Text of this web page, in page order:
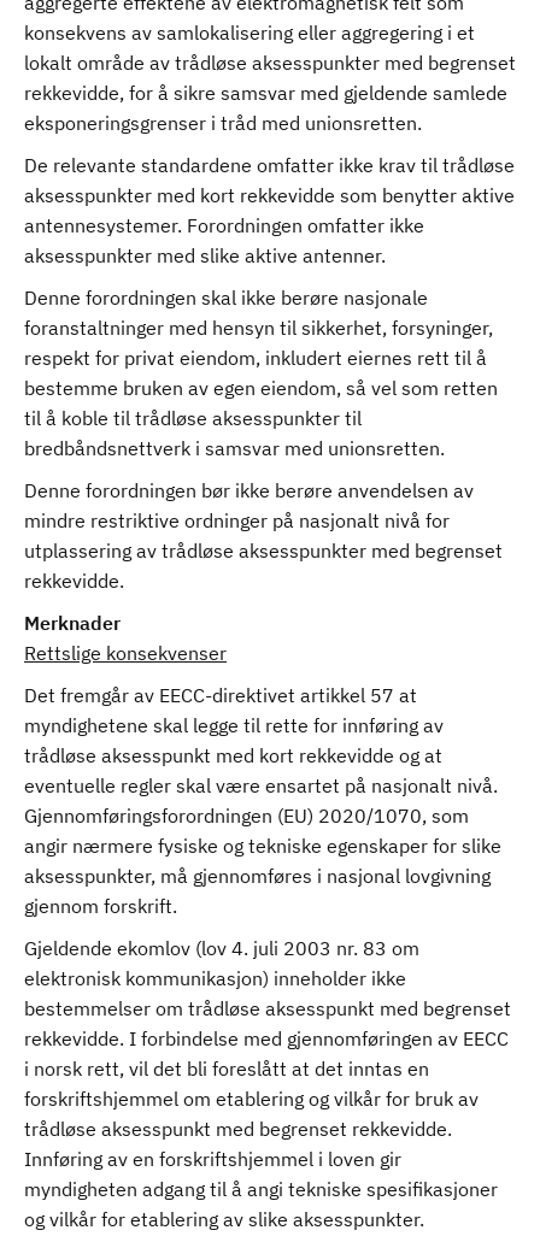
konsekvens av samlokalisering eller aggregering i et
lokalt område av trådløse aksesspunkter med begrenset
rekkevidde, for å sikre samsvar med gjeldende samlede
eksponeringsgrenser i tråd med unionsretten.
De relevante standardene omfatter ikke krav til trådløse
aksesspunkter med kort rekkevidde som benytter aktive
antennesystemer. Forordningen omfatter ikke
aksesspunkter med slike aktive antenner.
Denne forordningen skal ikke berøre nasjonale
foranstaltninger med hensyn til sikkerhet, forsyninger,
respekt for privat eiendom, inkludert eiernes rett til å
bestemme bruken av egen eiendom, så vel som retten
til å koble til trådløse aksesspunkter til
bredbåndsnettverk i samsvar med unionsretten.
Denne forordningen bør ikke berøre anvendelsen av
mindre restriktive ordninger på nasjonalt nivå for
utplassering av trådløse aksesspunkter med begrenset
rekkevidde.
Merknader
Rettslige konsekvenser
Det fremgår av EECC-direktivet artikkel 57 at
myndighetene skal legge til rette for innføring av
trådløse aksesspunkt med kort rekkevidde og at
eventuelle regler skal være ensartet på nasjonalt nivå.
Gjennomføringsforordningen (EU) 2020/1070, som
angir nærmere fysiske og tekniske egenskaper for slike
aksesspunkter, må gjennomføres i nasjonal lovgivning
gjennom forskrift.
Gjeldende ekomlov (lov 4. juli 2003 nr. 83 om
elektronisk kommunikasjon) inneholder ikke
bestemmelser om trådløse aksesspunkt med begrenset
rekkevidde. I forbindelse med gjennomføringen av EECC
i norsk rett, vil det bli foreslått at det inntas en
forskriftshjemmel om etablering og vilkår for bruk av
trådløse aksesspunkt med begrenset rekkevidde.
Innføring av en forskriftshjemmel i loven gir
myndigheten adgang til å angi tekniske spesifikasjoner
og vilkår for etablering av slike aksesspunkter.